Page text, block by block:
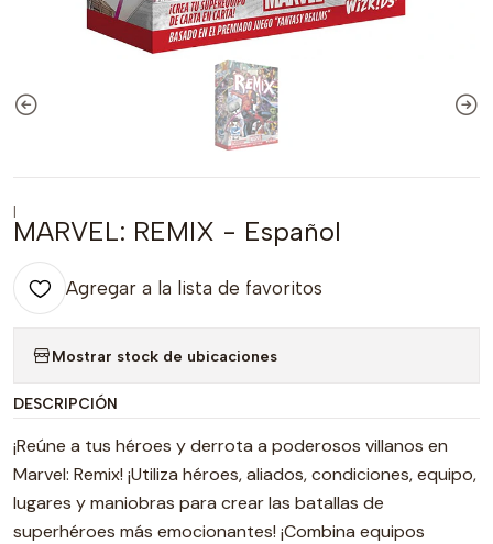
|
MARVEL: REMIX - Español
Agregar a la lista de favoritos
Mostrar stock de ubicaciones
DESCRIPCIÓN
¡Reúne a tus héroes y derrota a poderosos villanos en
Marvel: Remix! ¡Utiliza héroes, aliados, condiciones, equipo,
lugares y maniobras para crear las batallas de
superhéroes más emocionantes! ¡Combina equipos